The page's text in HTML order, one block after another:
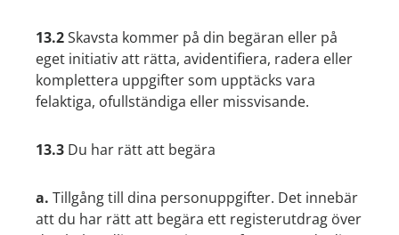
13.2Skavsta kommer på din begäran eller på
eget initiativ att rätta, avidentifiera, radera eller
komplettera uppgifter som upptäcks vara
felaktiga, ofullständiga eller missvisande.
13.3 Du har rätt att begära
a. Tillgång till dina personuppgifter. Det innebär
att du har rätt att begära ett registerutdrag över